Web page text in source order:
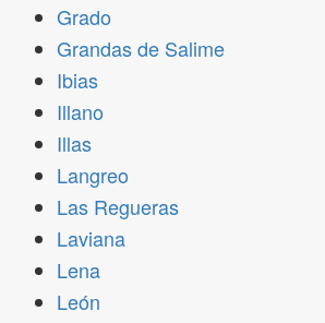
Grado
Grandas de Salime
Ibias
Illano
Illas
Langreo
Las Regueras
Laviana
Lena
León